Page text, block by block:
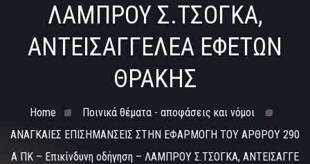
ΛΑΜΠΡΟΥ Σ.ΤΣΟΓΚΑ,
ΑΝΤΕΙΣΑΓΓΕΛΕΑ ΕΦΕΤΩΝ
ΘΡΑΚΗΣ
Home
Ποινικά θέματα - αποφάσεις και νόμοι
ΑΝΑΓΚΑΙΕΣ ΕΠΙΣΗΜΑΝΣΕΙΣ ΣΤΗΝ ΕΦΑΡΜΟΓΗ ΤΟΥ ΑΡΘΡΟΥ 290
Α ΠΚ – Επικίνδυνη οδήγηση – ΛΑΜΠΡΟΥ Σ.ΤΣΟΓΚΑ, ΑΝΤΕΙΣΑΓΓΕ